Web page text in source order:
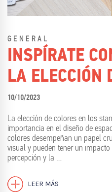
GENERAL
INSPÍRATE
LA ELECCIÓN
10/10/2023
La elección de colores en los
importancia en el diseño de
colores desempeñan un papel
visual y pueden tener un
percepción y la …
LEER MÁS